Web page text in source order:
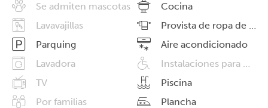
Se admiten mascotas
Cocina
Lavavajillas
Provista de ropa de cama
Parquing
Aire acondicionado
Lavadora
Instalaciones para minusválidos
TV
Piscina
Por familias
Plancha